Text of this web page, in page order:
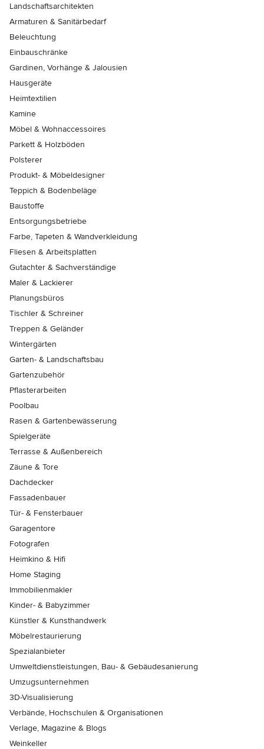
Landschaftsarchitekten
Armaturen & Sanitärbedarf
Beleuchtung
Einbauschränke
Gardinen, Vorhänge & Jalousien
Hausgeräte
Heimtextilien
Kamine
Möbel & Wohnaccessoires
Parkett & Holzböden
Polsterer
Produkt- & Möbeldesigner
Teppich & Bodenbeläge
Baustoffe
Entsorgungsbetriebe
Farbe, Tapeten & Wandverkleidung
Fliesen & Arbeitsplatten
Gutachter & Sachverständige
Maler & Lackierer
Planungsbüros
Tischler & Schreiner
Treppen & Geländer
Wintergärten
Garten- & Landschaftsbau
Gartenzubehör
Pflasterarbeiten
Poolbau
Rasen & Gartenbewässerung
Spielgeräte
Terrasse & Außenbereich
Zäune & Tore
Dachdecker
Fassadenbauer
Tür- & Fensterbauer
Garagentore
Fotografen
Heimkino & Hifi
Home Staging
Immobilienmakler
Kinder- & Babyzimmer
Künstler & Kunsthandwerk
Möbelrestaurierung
Spezialanbieter
Umweltdienstleistungen, Bau- & Gebäudesanierung
Umzugsunternehmen
3D-Visualisierung
Verbände, Hochschulen & Organisationen
Verlage, Magazine & Blogs
Weinkeller